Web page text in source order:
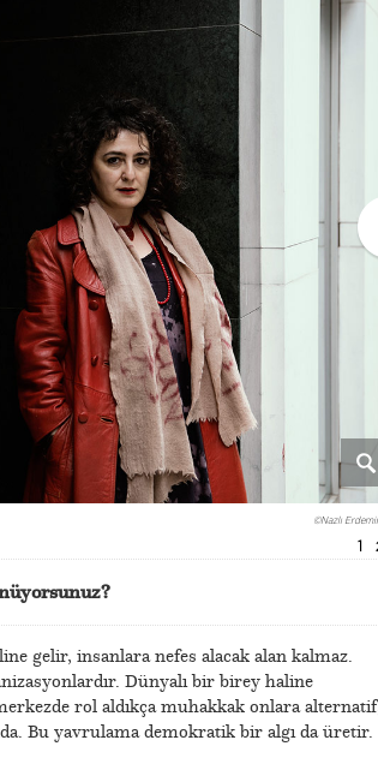
1
©Nazlı
gelir, insanlara nefes alacak alan kalmaz.
Dünyalı bir birey haline
rol aldıkça muhakkak onlara
Bu yavrulama demokratik bir algı da üretir.